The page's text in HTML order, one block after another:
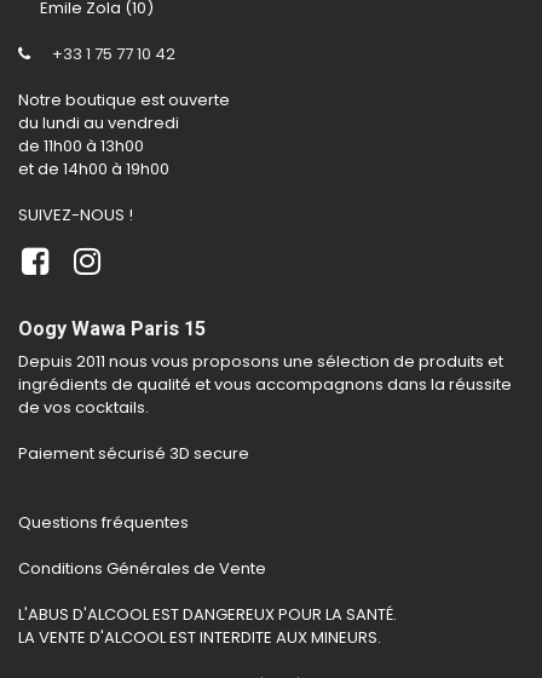
Emile Zola (10)
+33 1 75 77 10 42
Notre boutique est ouverte
du lundi au vendredi
de 11h00 à 13h00
et de 14h00 à 19h00
SUIVEZ-NOUS !
Oogy Wawa Paris 15
Depuis 2011 nous vous proposons une sélection de produits et
ingrédients de qualité et vous accompagnons dans la réussite
de vos cocktails.
Paiement sécurisé 3D secure
Questions fréquentes
Conditions Générales de Vente
L'ABUS D'ALCOOL EST DANGEREUX POUR LA SANTÉ.
LA VENTE D'ALCOOL EST INTERDITE AUX MINEURS.